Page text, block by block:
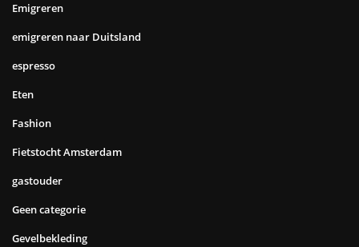
Emigreren
emigreren naar Duitsland
espresso
Eten
Fashion
Fietstocht Amsterdam
gastouder
Geen categorie
Gevelbekleding